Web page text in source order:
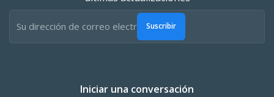
Suscribir
Iniciar una conversación